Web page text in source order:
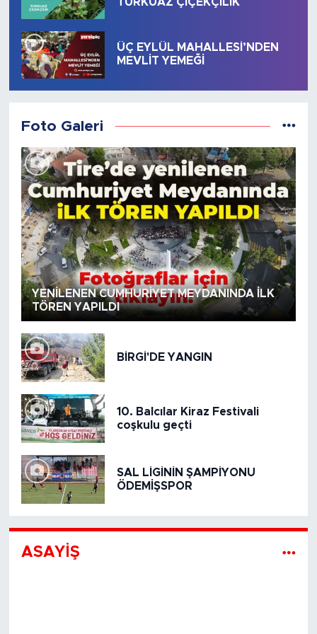
ÜÇ EYLÜL MAHALLESİ’NDEN
MEVLİT YEMEĞİ
Foto Galeri
YENİLENEN CUMHURİYET MEYDANINDA İLK
TÖREN YAPILDI
BİRGİ'DE YANGIN
10. Balcılar Kiraz Festivali
coşkulu geçti
SAL LİGİNİN ŞAMPİYONU
ÖDEMİŞSPOR
ASAYİŞ